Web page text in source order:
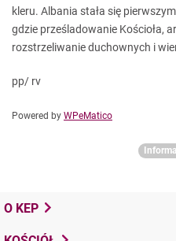
kleru. Albania stała się
gdzie prześladowanie Kościoła,
rozstrzeliwanie duchownych i
pp/ rv
Powered by WPeMatico
O KEP